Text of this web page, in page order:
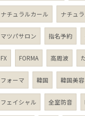
ナチュラルカール ナチュ
マツパサロン 指名予約
FX FORMA 高周波
フォーマ 韓国 韓国美容
フェイシャル 全室防音